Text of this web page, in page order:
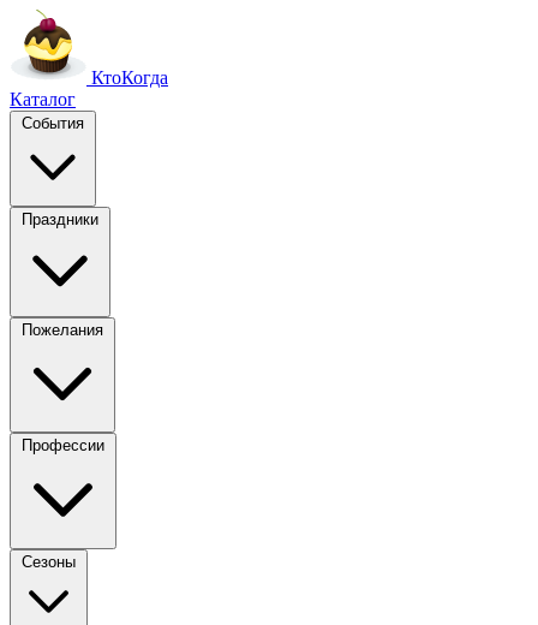
КтоКогда
Каталог
События
Праздники
Пожелания
Профессии
Сезоны